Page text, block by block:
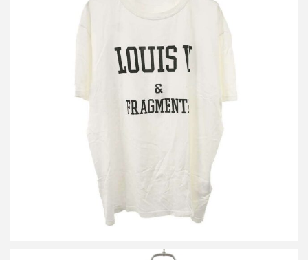
ルイヴィトン フラグメントデザイン 藤原ヒロシ 17AW プリントT
シャツ JC8 HDY30W
買取金額24,000円